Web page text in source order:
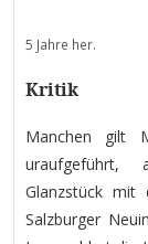
5 Jahre her.
Kritik
Manchen gilt
uraufgeführt,
Glanzstück
Salzburger